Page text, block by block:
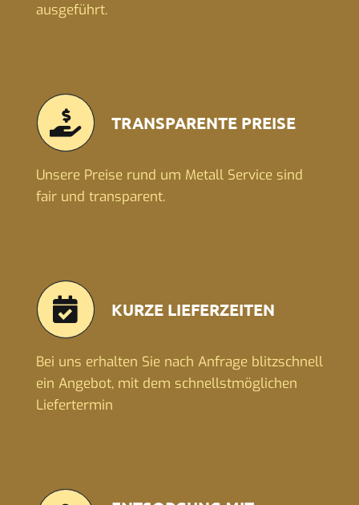
ausgeführt.
TRANSPARENTE PREISE
Unsere Preise rund um Metall Service sind
fair und transparent.
KURZE LIEFERZEITEN
Bei uns erhalten Sie nach Anfrage blitzschnell
ein Angebot, mit dem schnellstmöglichen
Liefertermin